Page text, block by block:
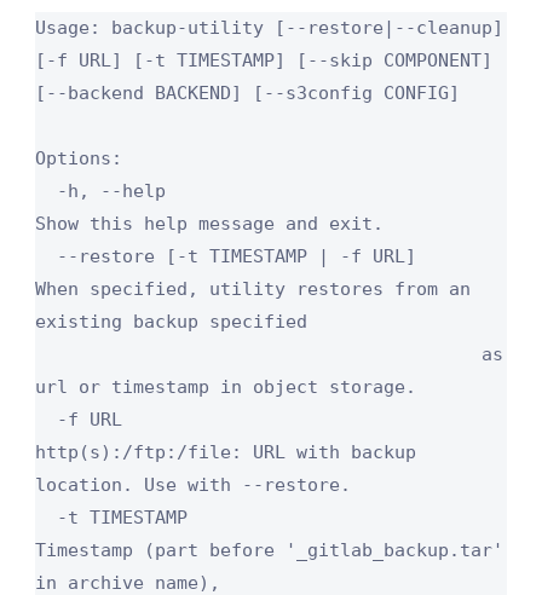
Usage: backup-utility [--restore|--cleanup]
[-f URL] [-t TIMESTAMP] [--skip COMPONENT]
[--backend BACKEND] [--s3config CONFIG]
Options:
Show this help message and exit.
When specified, utility restores from an
existing backup specified
url or timestamp in object storage.
http(s):/ftp:/file: URL with backup
location. Use with --restore.
Timestamp (part before '_gitlab_backup.tar'
in archive name),